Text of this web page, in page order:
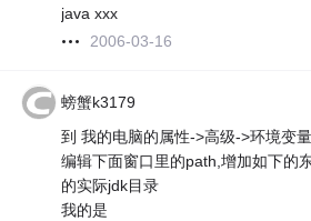
java xxx
2006-03-16
螃蟹k3179
到 我的电脑的属性->高级->环境变量
编辑下面窗口里的path,增加如下的
的实际jdk目录
我的是